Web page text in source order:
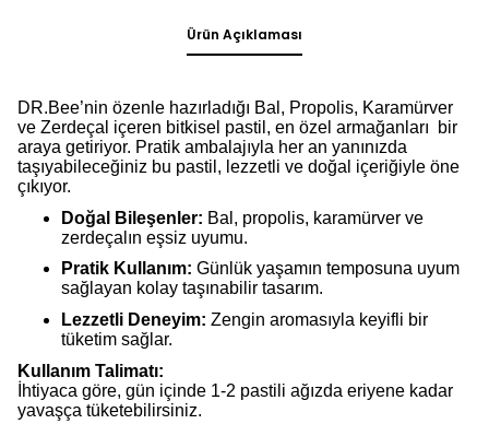
Ürün Açıklaması
DR.Bee’nin özenle hazırladığı Bal, Propolis, Karamürver
ve Zerdeçal içeren bitkisel pastil, en özel armağanları bir
araya getiriyor. Pratik ambalajıyla her an yanınızda
taşıyabileceğiniz bu pastil, lezzetli ve doğal içeriğiyle öne
çıkıyor.
Doğal Bileşenler: Bal, propolis, karamürver ve
zerdeçalın eşsiz uyumu.
Pratik Kullanım: Günlük yaşamın temposuna uyum
sağlayan kolay taşınabilir tasarım.
Lezzetli Deneyim: Zengin aromasıyla keyifli bir
tüketim sağlar.
Kullanım Talimatı:
İhtiyaca göre, gün içinde 1-2 pastili ağızda eriyene kadar
yavaşça tüketebilirsiniz.